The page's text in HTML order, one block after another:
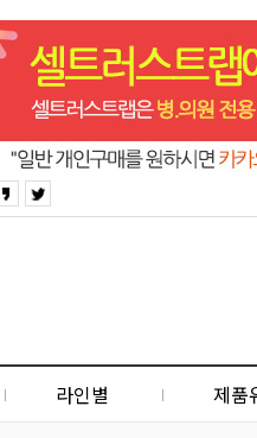
라인별 제품